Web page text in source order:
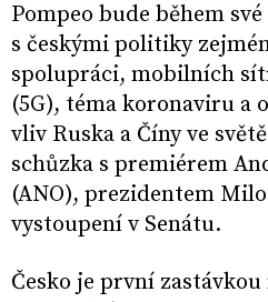
Pompeo bude během
s českými politiky
spolupráci, mobilních
(5G), téma koronaviru a
vliv Ruska a Číny ve
schůzka s premiérem
(ANO), prezidentem
vystoupení v Senátu.
Česko je první zastávkou